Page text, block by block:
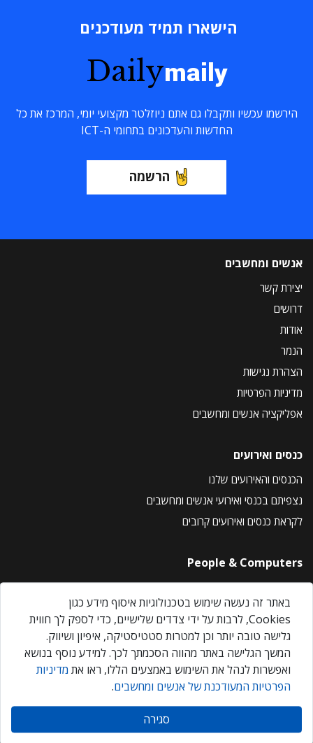
הישארו תמיד מעודכנים
Dailymaily
הירשמו עכשיו ותקבלו גם אתם ניוזלטר מקצועי יומי, המרכז את כל
החדשות והעדכונים בתחומי ה-ICT
הרשמה
אנשים ומחשבים
יצירת קשר
דרושים
אודות
הנמר
הצהרת נגישות
מדיניות הפרטיות
אפליקציה אנשים ומחשבים
כנסים ואירועים
הכנסים והאירועים שלנו
נצפיתם בכנסי ואירועי אנשים ומחשבים
לקראת כנסים ואירועים קרובים
People & Computers
About Us
Privacy Policy
Contact Us
Our Events
אנשים ומחשבים © 2026 – כל הזכויות שמורות
באתר זה נעשה שימוש בטכנולוגיות איסוף מידע כגון
Cookies, לרבות על ידי צדדים שלישיים, כדי לספק לך חווית
גלישה טובה יותר וכן למטרות סטטיסטיקה, איפיון ושיווק.
המשך הגלישה באתר מהווה הסכמתך לכך. למידע נוסף בנושא
ואפשרות לנהל את השימוש באמצעים הללו, ראו את מדיניות
הפרטיות המעודכנת של אנשים ומחשבים.
סגירה